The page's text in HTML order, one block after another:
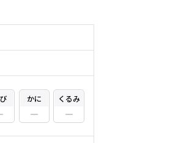
かに くるみ